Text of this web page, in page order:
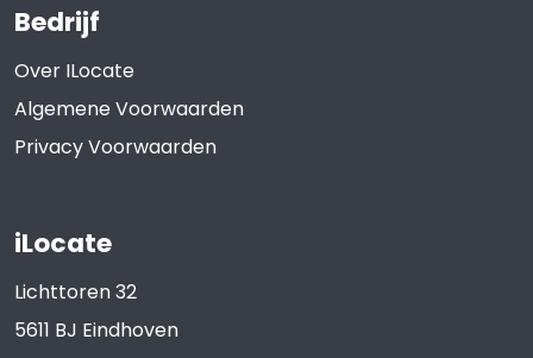
Bedrijf
Over ILocate
Algemene Voorwaarden
Privacy Voorwaarden
iLocate
Lichttoren 32
5611 BJ Eindhoven